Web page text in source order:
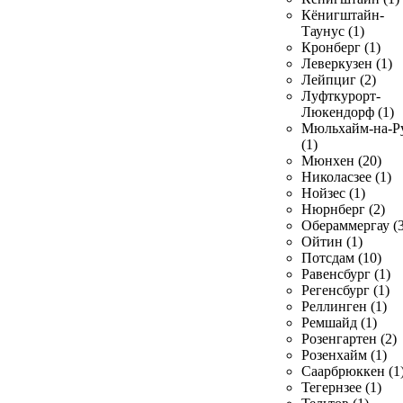
Кёнигштайн-
Таунус (1)
Кронберг (1)
Леверкузен (1)
Лейпциг (2)
Луфткурорт-
Люкендорф (1)
Мюльхайм-на-
(1)
Мюнхен (20)
Николасзее (1)
Нойзес (1)
Нюрнберг (2)
Обераммергау
Ойтин (1)
Потсдам (10)
Равенсбург (1)
Регенсбург (1)
Реллинген (1)
Ремшайд (1)
Розенгартен (2)
Розенхайм (1)
Саарбрюккен
Тегернзее (1)